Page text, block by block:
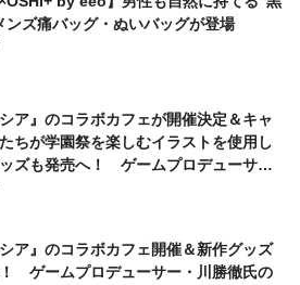
ンズ痛バッグ・ぬいバッグが登場
シア』のコラボカフェが開催決定＆キャ
ちが学園祭を楽しむイラストを使用し
ズも発売へ！ ゲームプロデューサー
ントはファン必見!!
シア』のコラボカフェ開催＆新作グッズ
ゲームプロデューサー・川勝徹氏の